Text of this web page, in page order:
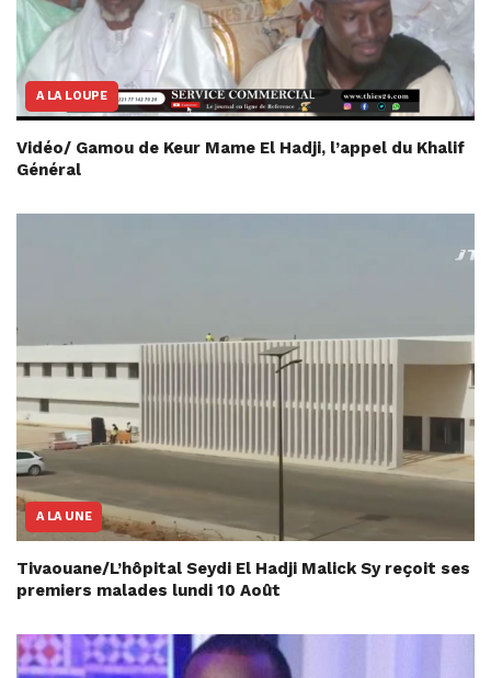
A LA LOUPE
Vidéo/ Gamou de Keur Mame El Hadji, l’appel du Khalif
Général
A LA UNE
Tivaouane/L’hôpital Seydi El Hadji Malick Sy reçoit ses
premiers malades lundi 10 Août